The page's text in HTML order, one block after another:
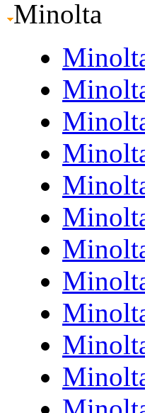
Minolta